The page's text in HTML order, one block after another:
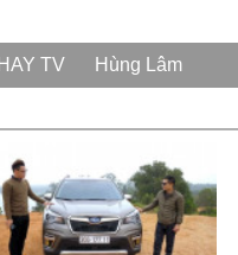
TV Hùng Lâm